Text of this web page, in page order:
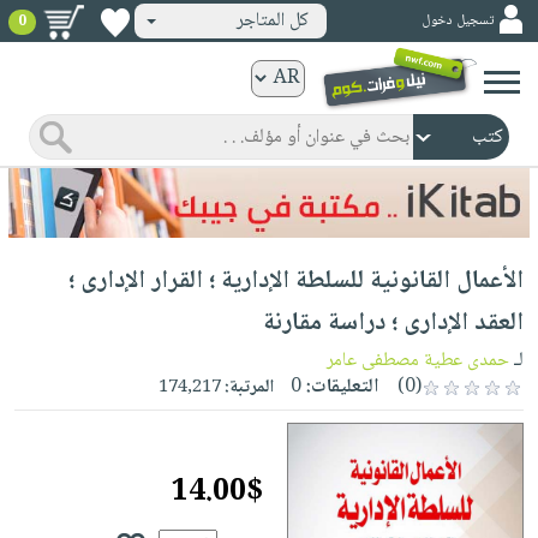
ورقية
المواضيع
صدر
حديثاً
الأكثر
مبيعاً
جوائز
شحن
مخفض
عروض
خاصة
صفحات
مشوقة
كتب
الكترونية
الرئيسية
صدر
حديثاً
الأكثر
مبيعاً
كتب
مجانية
صوتية
الصفحة
الرئيسية
masmu3
حدود
أطفال
وناشئة
الصفحةوسائل
تسجيل دخول كل المتاجر 0
الأعمال القانونية للسلطة الإدارية ؛ القرار الإدارى ؛
العقد الإدارى ؛ دراسة مقارنة
لـحمدى عطية مصطفى عامر
(0)
التعليقات:0 المرتبة:174,217
14.00$